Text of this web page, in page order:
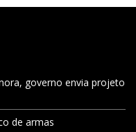
governo envia projeto
de armas